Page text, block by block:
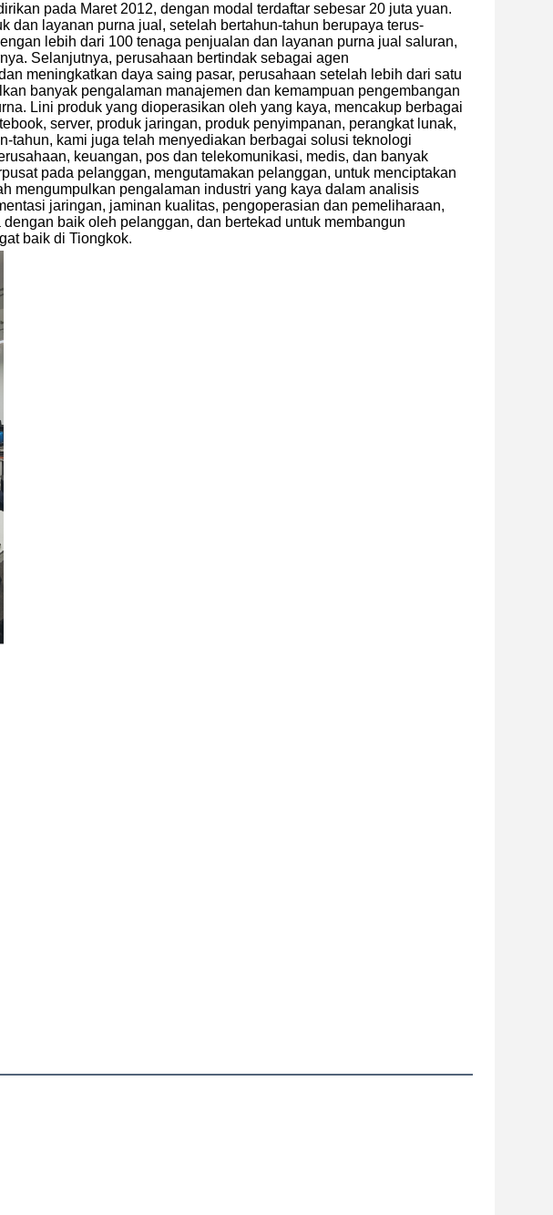
pada Maret 2012, dengan modal terdaftar sebesar 20 juta yuan.
dan layanan purna jual, setelah bertahun-tahun berupaya terus-
lebih dari 100 tenaga penjualan dan layanan purna jual saluran,
Selanjutnya, perusahaan bertindak sebagai agen
meningkatkan daya saing pasar, perusahaan setelah lebih dari satu
banyak pengalaman manajemen dan kemampuan pengembangan
Lini produk yang dioperasikan oleh yang kaya, mencakup berbagai
server, produk jaringan, produk penyimpanan, perangkat lunak,
tahun, kami juga telah menyediakan berbagai solusi teknologi
keuangan, pos dan telekomunikasi, medis, dan banyak
pada pelanggan, mengutamakan pelanggan, untuk menciptakan
mengumpulkan pengalaman industri yang kaya dalam analisis
jaringan, jaminan kualitas, pengoperasian dan pemeliharaan,
baik oleh pelanggan, dan bertekad untuk membangun
baik di Tiongkok.